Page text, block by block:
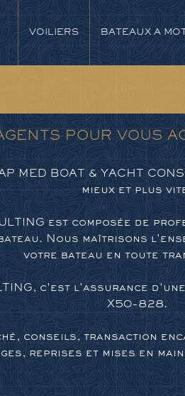
VOILIERS BATEAUX A
POUR VOUS
MED BOAT & YACHT
mieux et plus
est composée de
Nous maîtrisons
votre bateau en toute
c'est l'assurance
X50-828.
conseils, transaction
reprises et mises en